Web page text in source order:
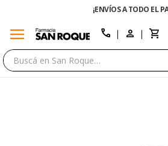
¡ENVÍOS A TODO EL PAÍS!
menu call
close